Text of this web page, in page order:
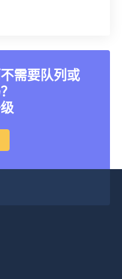
需要队列或